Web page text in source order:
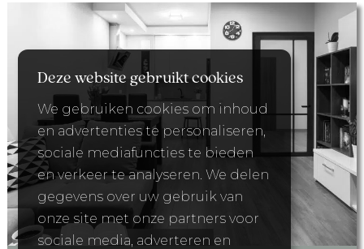
Deze website gebruikt cookies
We gebruiken cookies om inhoud
en advertenties te personaliseren,
sociale mediafuncties te bieden
en verkeer te analyseren. We delen
gegevens over uw gebruik van
onze site met onze partners voor
sociale media, adverteren en